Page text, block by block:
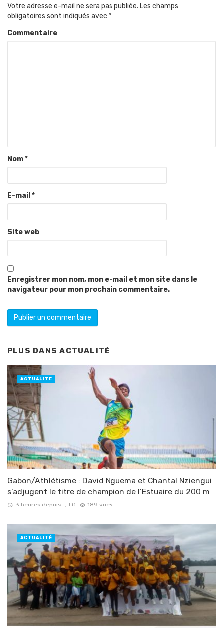
Votre adresse e-mail ne sera pas publiée. Les champs
obligatoires sont indiqués avec *
Commentaire
Nom*
E-mail *
Site web
Enregistrer mon nom, mon e-mail et mon site dans le
navigateur pour mon prochain commentaire.
PLUS DANSACTUALITÉ
Gabon/Athlétisme : David Nguema et Chantal Nziengui
s’adjugent le titre de champion de l’Estuaire du 200 m
3 heures depuis 0 189 vues
ACTUALITÉ
ACTUALITÉ